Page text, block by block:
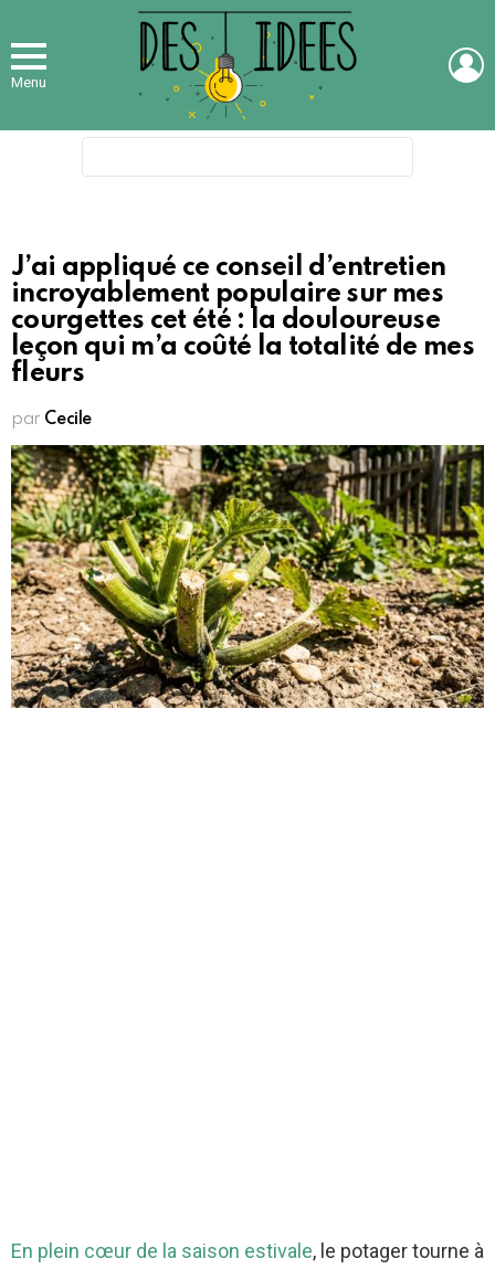
Menu
J’ai appliqué ce conseil d’entretien
incroyablement populaire sur mes
courgettes cet été : la douloureuse
leçon qui m’a coûté la totalité de mes
fleurs
par Cecile
En plein cœur de la saison estivale, le potager tourne à